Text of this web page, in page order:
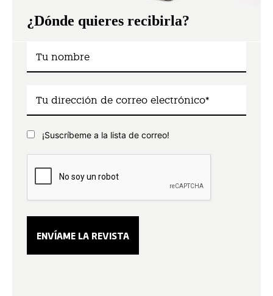
¿Dónde quieres recibirla?
¡Suscríbeme a la lista de correo!